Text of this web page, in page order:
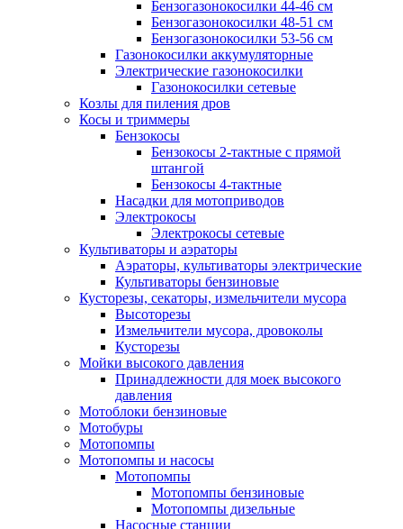
Бензогазонокосилки 44-46 см
Бензогазонокосилки 48-51 см
Бензогазонокосилки 53-56 см
Газонокосилки аккумуляторные
Электрические газонокосилки
Газонокосилки сетевые
Козлы для пиления дров
Косы и триммеры
Бензокосы
Бензокосы 2-тактные с прямой
штангой
Бензокосы 4-тактные
Насадки для мотоприводов
Электрокосы
Электрокосы сетевые
Культиваторы и аэраторы
Аэраторы, культиваторы электрические
Культиваторы бензиновые
Кусторезы, секаторы, измельчители мусора
Высоторезы
Измельчители мусора, дровоколы
Кусторезы
Мойки высокого давления
Принадлежности для моек высокого
давления
Мотоблоки бензиновые
Мотобуры
Мотопомпы
Мотопомпы и насосы
Мотопомпы
Мотопомпы бензиновые
Мотопомпы дизельные
Насосные станции